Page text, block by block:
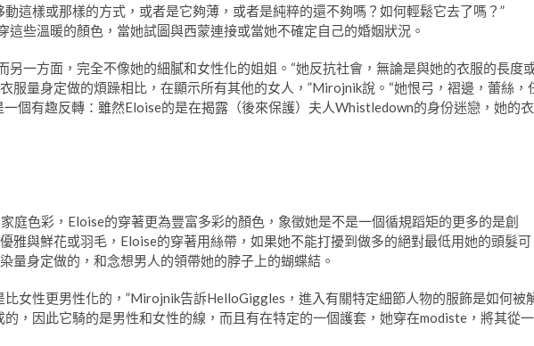
這樣或那樣的方式，或者是它夠薄，或者是純粹的還不夠嗎？如何輕鬆它去了嗎？”
些溫暖的顏色，當她試圖與西蒙連接或當她不確定自己的婚姻狀況。
另一方面，完全不像她的細膩和女性化的姐姐。“她反抗社會，無論是與她的衣服的長度
服量身定做的煩躁相比，在顯示所有其他的女人，”Mirojnik說。“她恨弓，褶邊，蕾絲，
個有趣反轉：雖然Eloise的是在揭露（後來保護）夫人Whistledown的身份迷戀，她的衣
庭色彩，Eloise的穿著更為豐富多彩的顏色，象徵她是不是一個循規蹈矩的更多的是創
雅與鮮花或羽毛，Eloise的穿著用絲帶，如果她不能打擾到做多的絕對最低用她的頭髮可
量身定做的，和念想男人的領帶她的脖子上的蝴蝶結。
比女性更男性化的，”Mirojnik告訴HelloGiggles，進入有關特定細節人物的服飾是如何被
，因此它騎的是男性和女性的線，而且有在特定的一個護套，她穿在modiste，將其從一